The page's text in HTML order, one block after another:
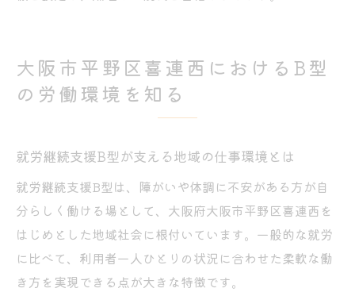
大阪市平野区喜連西におけるB型
の労働環境を知る
就労継続支援B型が支える地域の仕事環境とは
就労継続支援B型は、障がいや体調に不安がある方が自
分らしく働ける場として、大阪府大阪市平野区喜連西を
はじめとした地域社会に根付いています。一般的な就労
に比べて、利用者一人ひとりの状況に合わせた柔軟な働
き方を実現できる点が大きな特徴です。